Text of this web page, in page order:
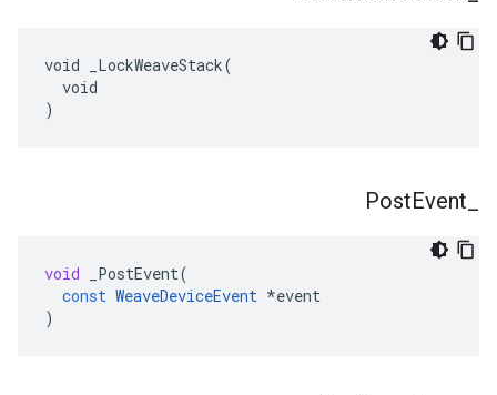
void _LockWeaveStack(
  void
)
PostEvent
void _PostEvent(
const WeaveDeviceEvent *event
)